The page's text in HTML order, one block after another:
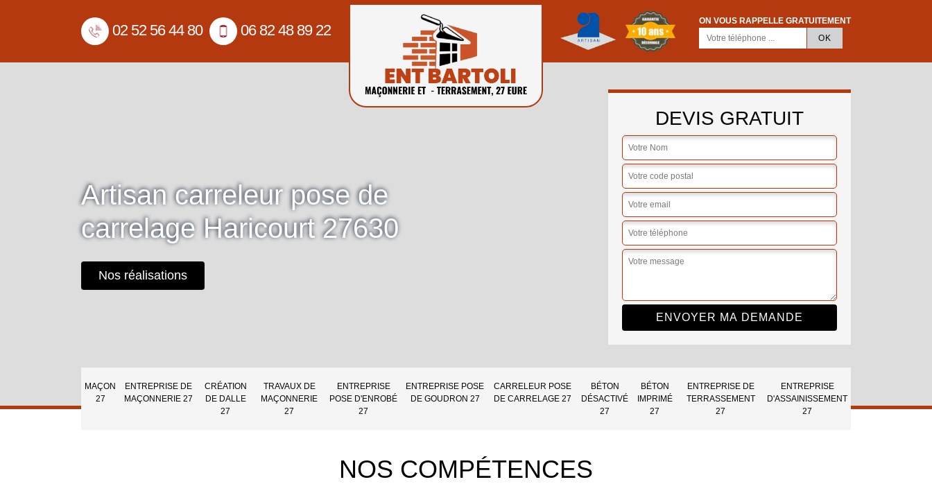
02 52 56 44 80 06 82 48 89 22
ON VOUS RAPPELLE GRATUITEMENT
Artisan carreleur pose de
carrelage Haricourt 27630
Nos réalisations
DEVIS GRATUIT
MAÇON
27
ENTREPRISE DE
MAÇONNERIE 27
CRÉATION
DE DALLE
27
TRAVAUX DE
MAÇONNERIE
27
ENTREPRISE
POSE D'ENROBÉ
27
ENTREPRISE POSE
DE GOUDRON 27
CARRELEUR POSE
DE CARRELAGE 27
BÉTON
DÉSACTIVÉ
27
BÉTON
IMPRIMÉ
27
ENTREPRISE DE
TERRASSEMENT
27
ENTREPRISE
D'ASSAINISSEMENT
27
NOS COMPÉTENCES